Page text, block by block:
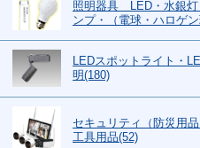
照明器具 LED・水銀
ンプ・（電球・ハロゲ
LEDスポットライト・
明(180)
セキュリティ（防災用
工具用品(52)